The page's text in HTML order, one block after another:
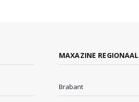
MAXAZINE REGIONAAL
Brabant